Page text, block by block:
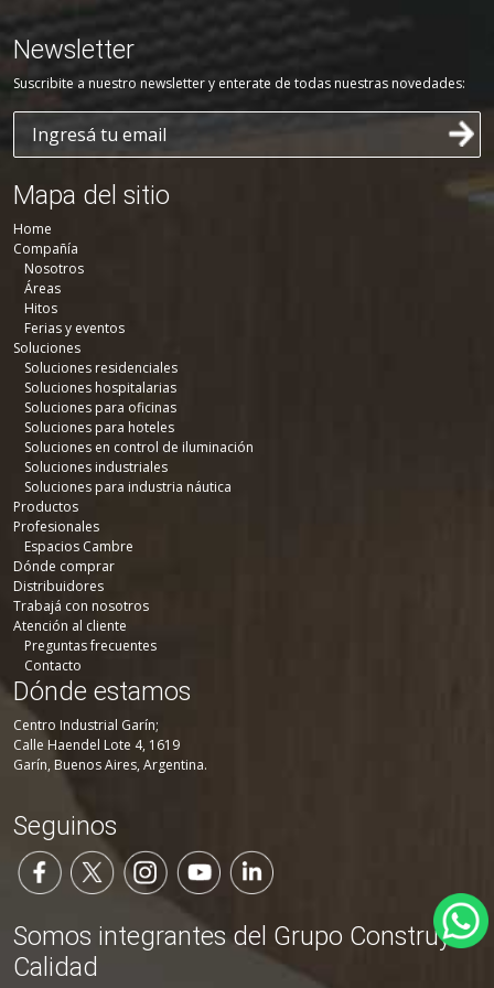
Newsletter
Suscribite a nuestro newsletter y enterate de todas nuestras novedades:
Mapa del sitio
Home
Compañía
Nosotros
Áreas
Hitos
Ferias y eventos
Soluciones
Soluciones residenciales
Soluciones hospitalarias
Soluciones para oficinas
Soluciones para hoteles
Soluciones en control de iluminación
Soluciones industriales
Soluciones para industria náutica
Productos
Profesionales
Espacios Cambre
Dónde comprar
Distribuidores
Trabajá con nosotros
Atención al cliente
Preguntas frecuentes
Contacto
Dónde estamos
Centro Industrial Garín;
Calle Haendel Lote 4, 1619
Garín, Buenos Aires, Argentina.
Seguinos
Somos integrantes del Grupo Construya
Calidad